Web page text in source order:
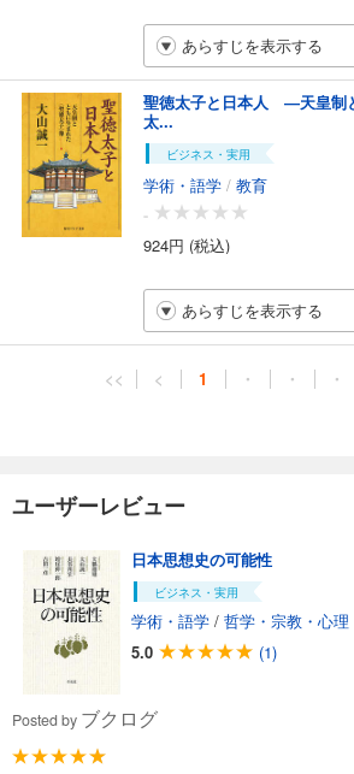
あらすじを表示する
聖徳太子と日本人 ―天皇制
太...
ビジネス・実用
学術・語学 / 教育
-
924円 (税込)
あらすじを表示する
<< < 1 ・ ・ ・
ユーザーレビュー
日本思想史の可能性
ビジネス・実用
学術・語学 / 哲学・宗教・心理
5.0
(1)
Posted by ブクログ